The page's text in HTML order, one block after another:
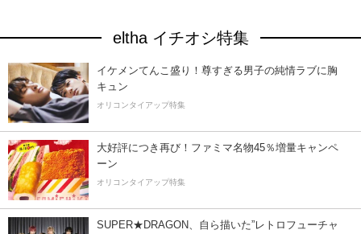
eltha イチオシ特集
イケメンてんこ盛り！尊すぎる男子の純情ラブに胸
キュン
オリコンタイアップ特集
大好評につき再び！ファミマ名物45％増量キャンペ
ーン
オリコンタイアップ特集
SUPER★DRAGON、自ら描いた”レトロフューチャ